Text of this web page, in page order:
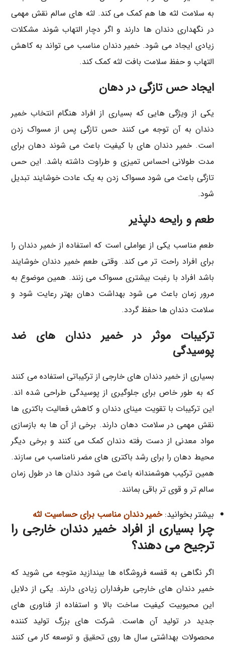
به سلامت لثه ها هم کمک می کند. لثه های سالم نقش مهمی
در نگهداری دندان ها دارند و اگر دچار التهاب شوند مشکلات
زیادی ایجاد می شود. خمیر دندان مناسب می تواند به کاهش
التهاب و حفظ سلامت بافت لثه کمک کند.
ایجاد حس تازگی در دهان
یکی از ویژگی هایی که بسیاری از افراد هنگام انتخاب خمیر
دندان به آن توجه می کنند حس تازگی پس از مسواک زدن
است. خمیر دندان های با کیفیت باعث می شوند دهان برای
مدت طولانی احساس تمیزی و طراوت داشته باشد. این حس
تازگی باعث می شود مسواک زدن به یک عادت خوشایند تبدیل
شود.
طعم و رایحه دلپذیر
طعم مناسب یکی از عواملی است که استفاده از خمیر دندان را
برای افراد راحت تر می کند. وقتی طعم خمیر دندان خوشایند
باشد افراد با رغبت بیشتری مسواک می زنند. همین موضوع به
مرور زمان باعث می شود بهداشت دهان بهتر رعایت شود و
سلامت دندان ها حفظ گردد.
ترکیبات موثر در خمیر دندان های ضد
پوسیدگی
بسیاری از خمیر دندان های خارجی از ترکیباتی استفاده می کنند
که به طور خاص برای جلوگیری از پوسیدگی طراحی شده اند.
این ترکیبات با تقویت مینای دندان و کاهش فعالیت باکتری ها
نقش مهمی در سلامت دهان دارند. برخی از آن ها به بازسازی
مواد معدنی از دست رفته دندان کمک می کنند و برخی دیگر
محیط دهان را برای رشد باکتری های مضر نامناسب می سازند.
همین ترکیب هوشمندانه باعث می شود دندان ها در طول زمان
سالم تر و قوی تر باقی بمانند.
بیشتر بخوانید:خمیر دندان مناسب برای حساسیت لثه
چرا بسیاری از افراد خمیر دندان خارجی را
ترجیح می دهند؟
اگر نگاهی به قفسه فروشگاه ها بیندازید متوجه می شوید که
خمیر دندان های خارجی طرفداران زیادی دارند. یکی از دلایل
این محبوبیت کیفیت ساخت بالا و استفاده از فناوری های
جدید در تولید آن هاست. شرکت های بزرگ تولید کننده
محصولات بهداشتی سال ها روی تحقیق و توسعه کار می کنند